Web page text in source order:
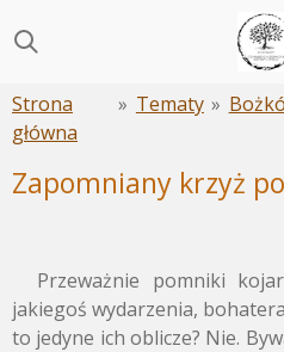
do
treści
Strona
główna
» Tematy »
Zapomniany krzyż
Przeważnie pomniki
jakiegoś wydarzenia,
to jedyne ich oblicze? Nie.